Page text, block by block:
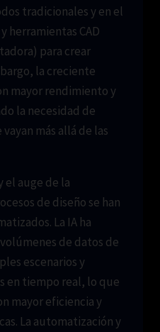
tradicionales y en el
herramientas CAD
para crear
la creciente
mayor rendimiento y
la necesidad de
más allá de las
el auge de la
de diseño se han
La IA ha
de datos de
escenarios y
en tiempo real, lo que
mayor eficiencia y
La automatización y